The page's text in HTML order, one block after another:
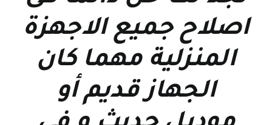
اصلاح جميع الاجهزة
المنزلية مهما كان
الجهاز قديم أو